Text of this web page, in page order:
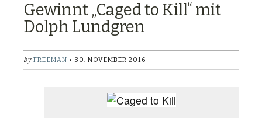
Gewinnt „Caged to Kill“ mit
Dolph Lundgren
by FREEMAN • 30. NOVEMBER 2016